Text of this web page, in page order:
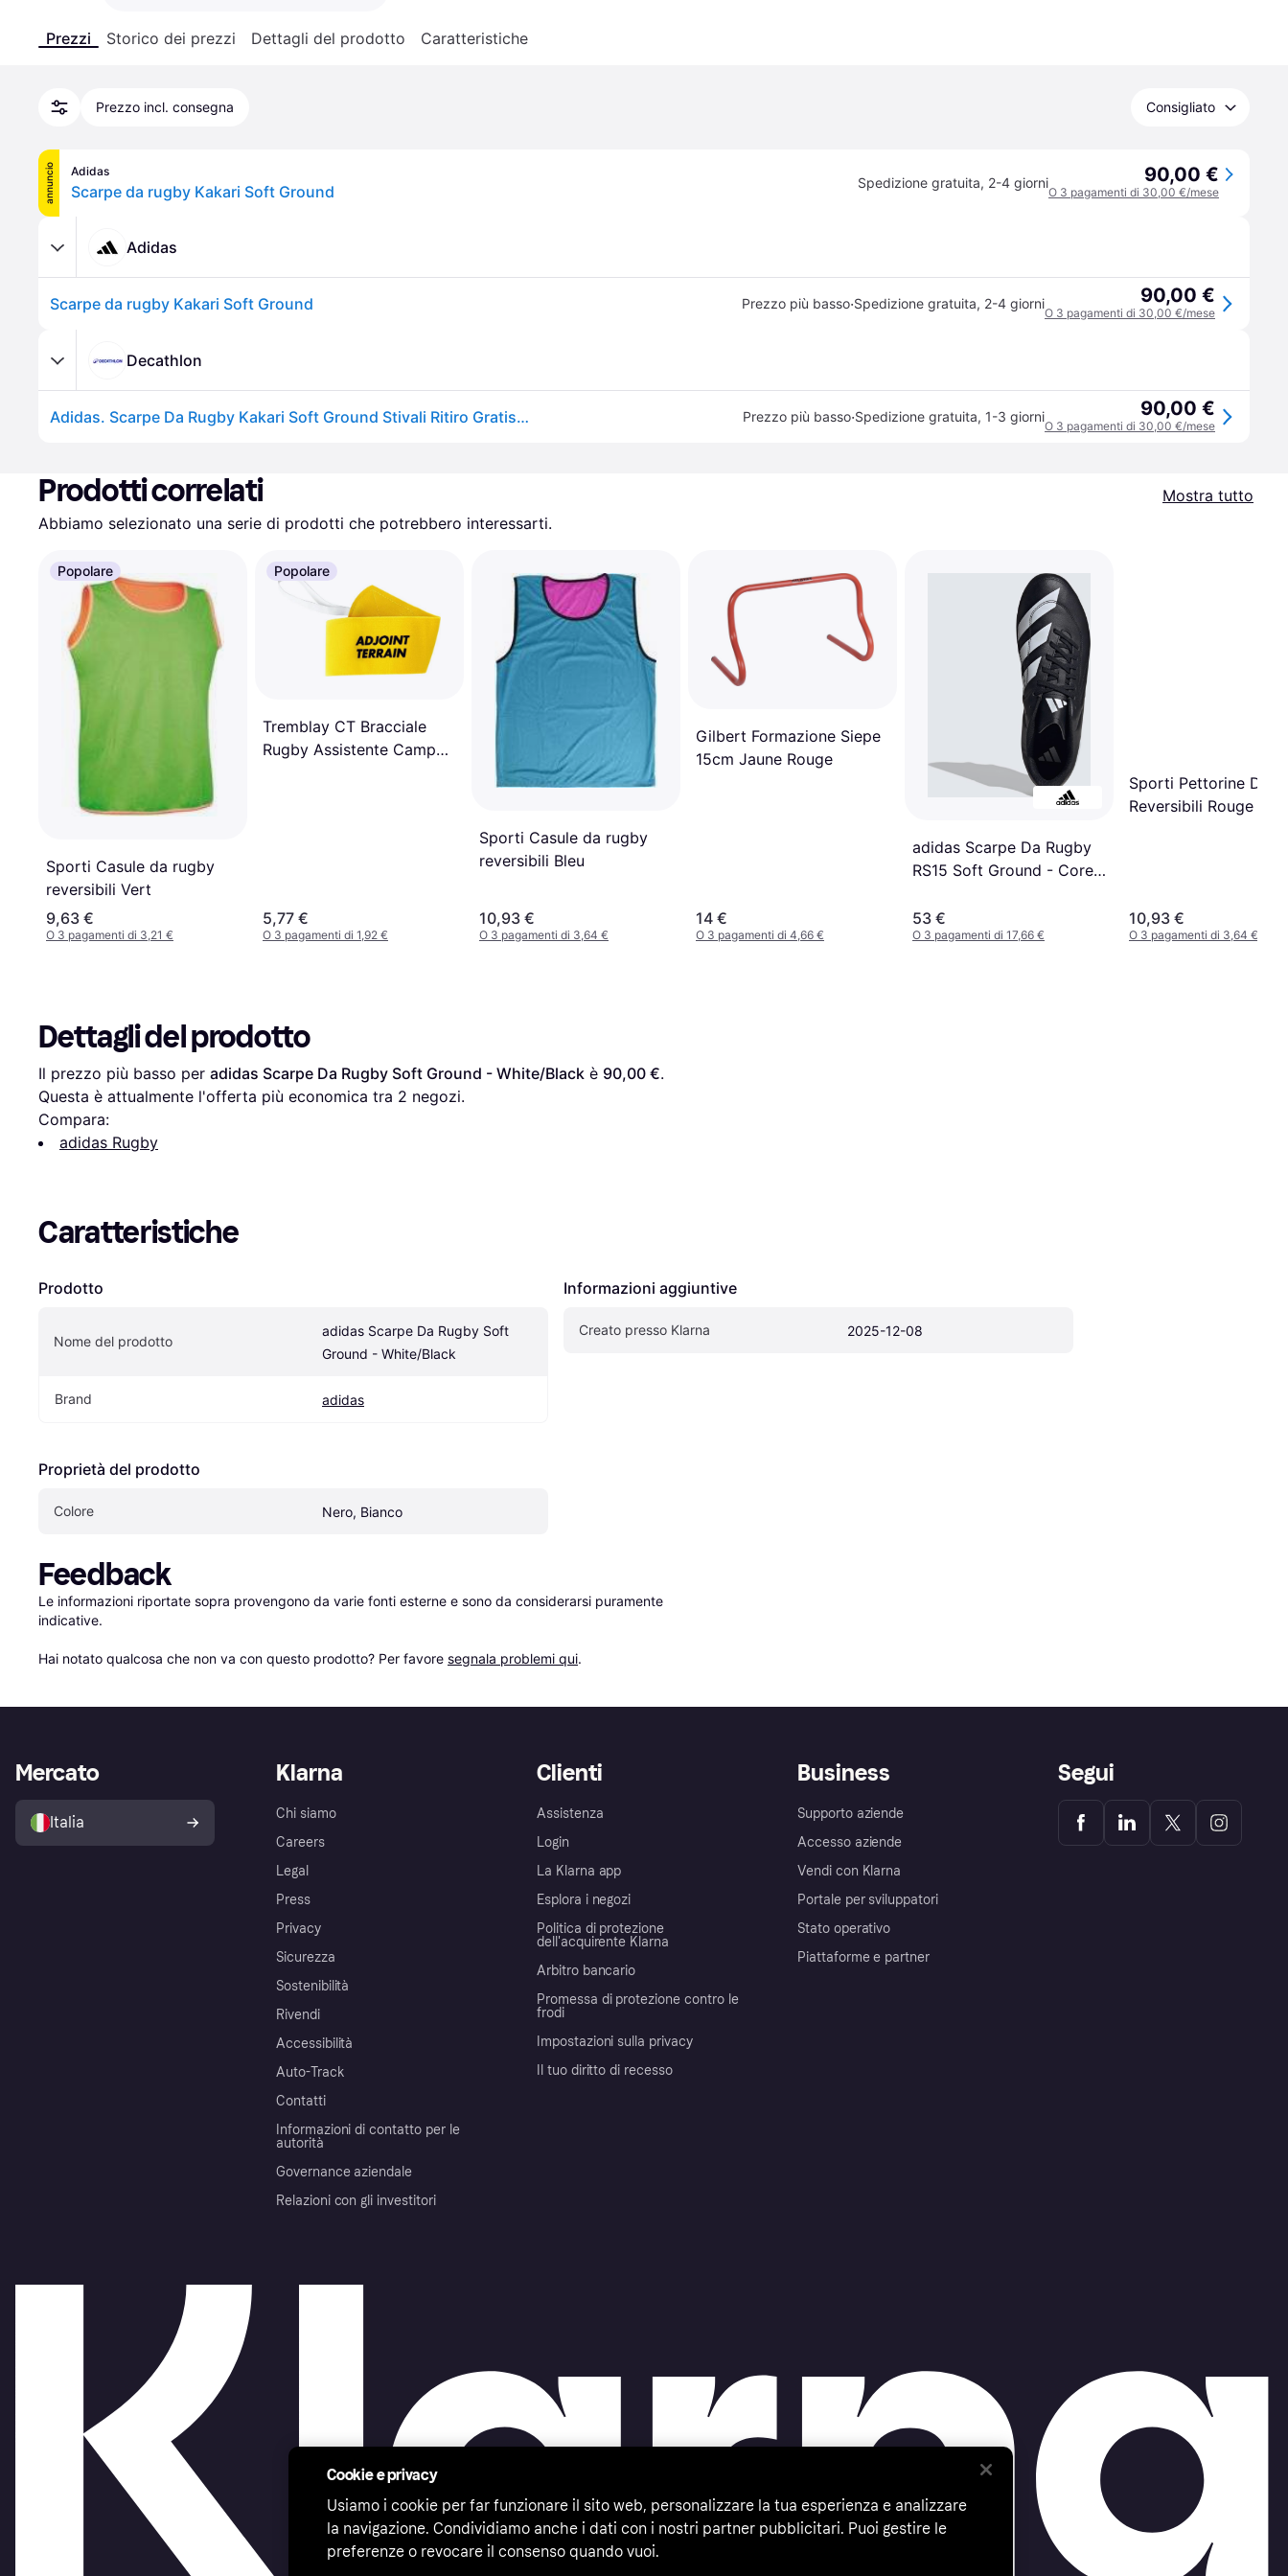
Prezzi Storico dei prezzi Dettagli del prodotto Caratteristiche
Prezzo incl. consegna Consigliato
annuncio Adidas
Scarpe da rugby Kakari Soft Ground Spedizione gratuita, 2-4 giorni 90,00 €
O 3 pagamenti di 30,00 €/mese
Adidas
Scarpe da rugby Kakari Soft Ground Prezzo più basso·Spedizione gratuita, 2-4 giorni 90,00 €
O 3 pagamenti di 30,00 €/mese
Decathlon
Adidas. Scarpe Da Rugby Kakari Soft Ground Stivali Ritiro Gratis - neroarancione - 44 (UK 9.5) Prezzo più basso·Spedizione gratuita, 1-3 giorni 90,00 €
O 3 pagamenti di 30,00 €/mese
Prodotti correlati
Mostra tutto
Abbiamo selezionato una serie di prodotti che potrebbero interessarti.
Popolare
Sporti Casule da rugby
reversibili Vert
9,63 €
O 3 pagamenti di 3,21 €
Popolare
Tremblay CT Bracciale
Rugby Assistente Campo
5,77 €
O 3 pagamenti di 1,92 €
Sporti Casule da rugby
reversibili Bleu
10,93 €
O 3 pagamenti di 3,64 €
Gilbert Formazione Siepe
15cm Jaune Rouge
14 €
O 3 pagamenti di 4,66 €
adidas Scarpe Da Rugby
RS15 Soft Ground - Core
Metallic
53 €
O 3 pagamenti di 17,66 €
Sporti Pettorine Da
Reversibili Rouge
10,93 €
O 3 pagamenti di 3,64 €
Dettagli del prodotto
Il prezzo più basso per adidas Scarpe Da Rugby Soft Ground - White/Black è 90,00 €.
Questa è attualmente l'offerta più economica tra 2 negozi.
Compara:
adidas Rugby
Caratteristiche
Prodotto
Nome del prodotto
adidas Scarpe Da Rugby Soft
Ground - White/Black
Brand adidas
Proprietà del prodotto
Colore Nero, Bianco
Informazioni aggiuntive
Creato presso Klarna 2025-12-08
Feedback
Le informazioni riportate sopra provengono da varie fonti esterne e sono da considerarsi puramente
indicative.
Hai notato qualcosa che non va con questo prodotto? Per favore segnala problemi qui.
Klarna
Chi siamo
Careers
Legal
Press
Privacy
Sicurezza
Sostenibilità
Rivendi
Accessibilità
Auto-Track
Contatti
Informazioni di contatto per le
autorità
Governance aziendale
Relazioni con gli investitori
Clienti
Assistenza
Login
La Klarna app
Esplora i negozi
Politica di protezione
dell'acquirente Klarna
Arbitro bancario
Promessa di protezione contro le
frodi
Impostazioni sulla privacy
Il tuo diritto di recesso
Business
Supporto aziende
Accesso aziende
Vendi con Klarna
Portale per sviluppatori
Stato operativo
Piattaforme e partner
Mercato
Italia
Segui
Cookie e privacy
Usiamo i cookie per far funzionare il sito web, personalizzare la tua esperienza e analizzare
la navigazione. Condividiamo anche i dati con i nostri partner pubblicitari. Puoi gestire le
preferenze o revocare il consenso quando vuoi.